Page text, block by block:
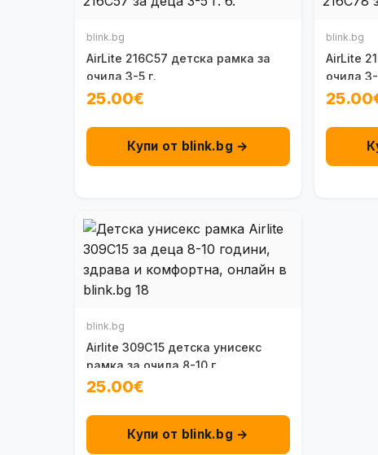
blink.bg
AirLite 216C57 детска рамка за
очила 3-5 г.
25.00€
Купи от blink.bg →
blink.bg
AirLite
очила 3-
blink.bg
Airlite 309C15 детска унисекс
рамка за очила 8-10 г.
25.00€
Купи от blink.bg →